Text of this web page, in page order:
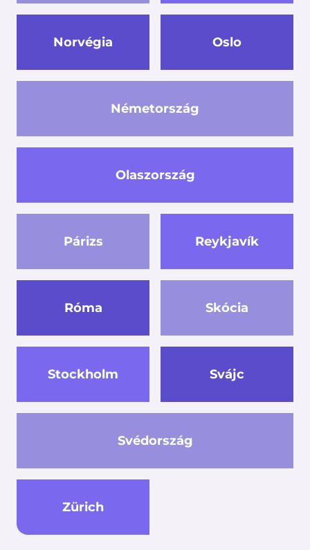
Norvégia
Németország
Olaszország
Oslo
Párizs Reykjavík
Róma Skócia
Stockholm Svájc
Svédország
Zürich